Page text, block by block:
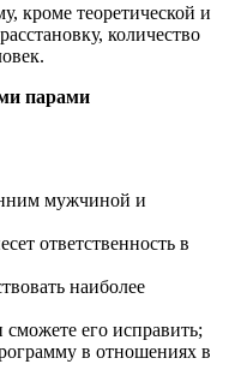
кроме теоретической и
количество
парами
мужчиной и
ответственность в
наиболее
сможете его исправить;
в отношениях в